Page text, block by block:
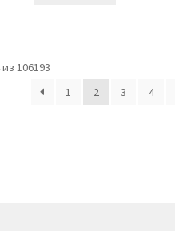
106193
1
2 3 4